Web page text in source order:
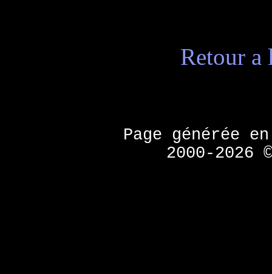
Retour
Page générée
2000-2026